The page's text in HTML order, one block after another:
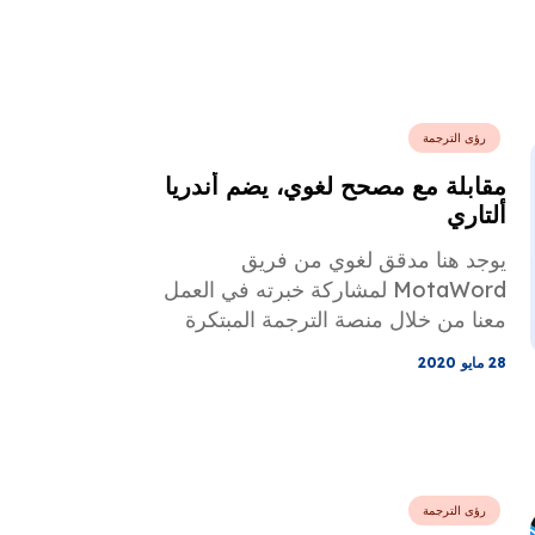
الرقمي ونحاول شرح أحد أكبر العوامل
رؤى الترجمة
مقابلة مع مصحح لغوي، يضم أندريا
ألتاري
يوجد هنا مدقق لغوي من فريق
MotaWord لمشاركة خبرته في العمل
معنا من خلال منصة الترجمة المبتكرة
هذه.28 مايو 2020
رؤى الترجمة